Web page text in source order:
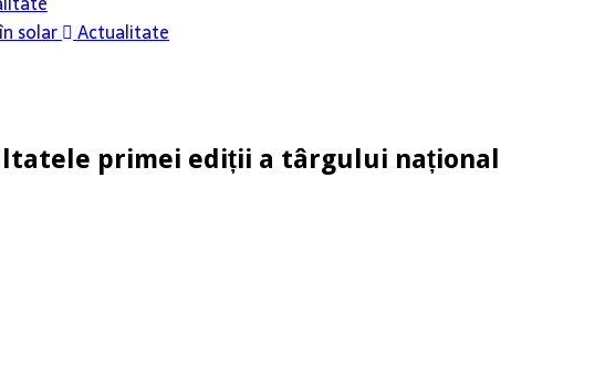
solar
Actualitate
primei ediții a târgului național